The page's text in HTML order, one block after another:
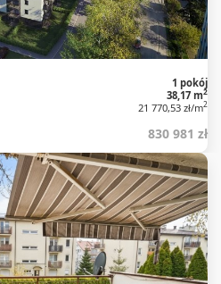
1 pokój
38,17 m2
21 770,53 zł/m2
830 981 zł